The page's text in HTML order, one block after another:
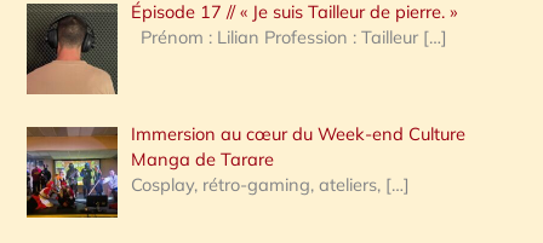
h
e
:
Épisode 17 // « Je suis Tailleur de pierre. »
Prénom : Lilian Profession : Tailleur […]
Immersion au cœur du Week-end Culture
Manga de Tarare
Cosplay, rétro-gaming, ateliers, […]